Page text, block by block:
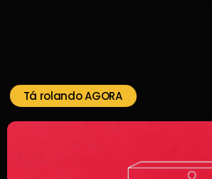
Tá rolando AGORA